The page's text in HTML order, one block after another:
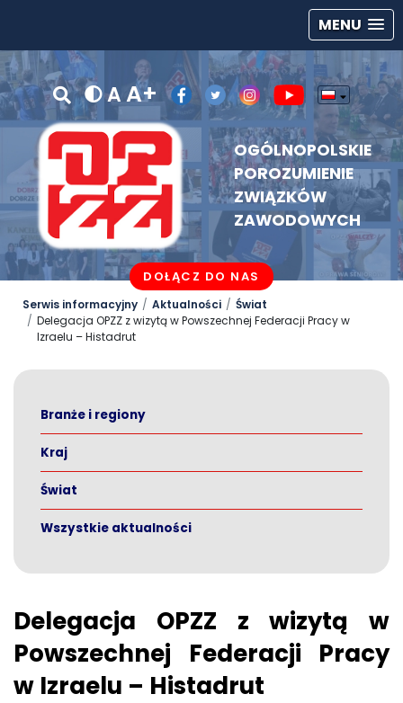
MENU
A A+
OGÓLNOPOLSKIE
POROZUMIENIE
ZWIĄZKÓW
ZAWODOWYCH
DOŁĄCZ DO NAS
Serwis informacyjny Aktualności
Świat
Delegacja OPZZ z wizytą w Powszechnej Federacji Pracy w
Izraelu – Histadrut
Branże i regiony
Kraj
Świat
Wszystkie aktualności
Delegacja OPZZ z wizytą w
Powszechnej Federacji Pracy
w Izraelu – Histadrut